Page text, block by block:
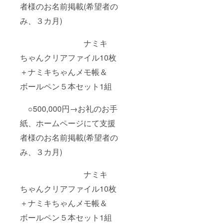
者様のお名前掲載(希望者の
み、３カ月)
ナミキ
ちゃんクリアファイル10枚
＋ナミキちゃんメモ帳＆
ボールペン５本セット1組
○500,000円→お礼のお手
紙、ホームページにて支援
者様のお名前掲載(希望者の
み、３カ月)
ナミキ
ちゃんクリアファイル10枚
＋ナミキちゃんメモ帳＆
ボールペン５本セット1組